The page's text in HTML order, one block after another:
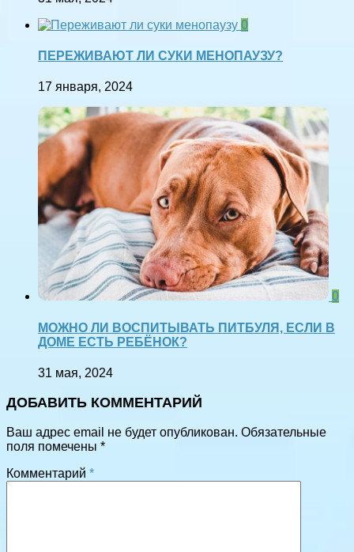
0
ПЕРЕЖИВАЮТ ЛИ СУКИ МЕНОПАУЗУ?
17 января, 2024
0
МОЖНО ЛИ ВОСПИТЫВАТЬ ПИТБУЛЯ, ЕСЛИ В
ДОМЕ ЕСТЬ РЕБЁНОК?
31 мая, 2024
ДОБАВИТЬ КОММЕНТАРИЙ
Ваш адрес email не будет опубликован. Обязательные
поля помечены *
Комментарий *